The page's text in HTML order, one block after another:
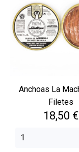
Anchoas La
Filetes
Precio
18,50 €